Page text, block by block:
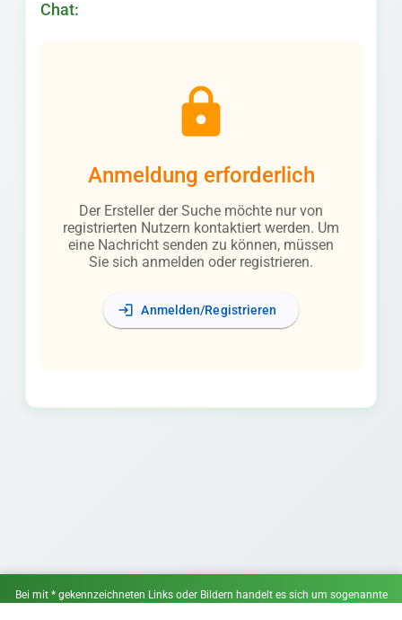
Chat:
lock
Anmeldung erforderlich
Der Ersteller der Suche möchte nur von
registrierten Nutzern kontaktiert werden. Um
eine Nachricht senden zu können, müssen
Sie sich anmelden oder registrieren.
login Anmelden/Registrieren
Bei mit * gekennzeichneten Links oder Bildern handelt es sich um sogenannte